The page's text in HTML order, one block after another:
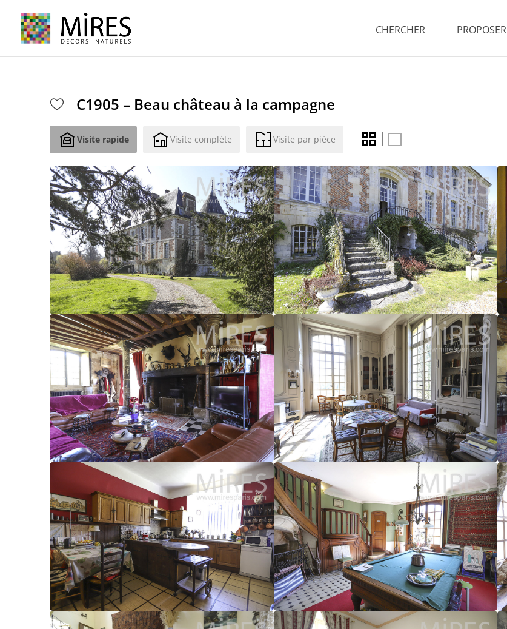
CHERCHER PROPOSER
C1905 – Beau château à la campagne
Visite rapide Visite complète Visite par pièce